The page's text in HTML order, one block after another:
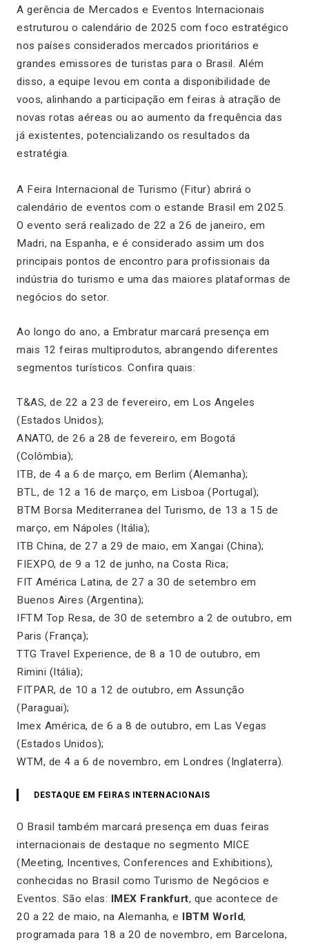
A gerência de Mercados e Eventos Internacionais
estruturou o calendário de 2025 com foco estratégico
nos países considerados mercados prioritários e
grandes emissores de turistas para o Brasil. Além
disso, a equipe levou em conta a disponibilidade de
voos, alinhando a participação em feiras à atração de
novas rotas aéreas ou ao aumento da frequência das
já existentes, potencializando os resultados da
estratégia.
A Feira Internacional de Turismo (Fitur) abrirá o
calendário de eventos com o estande Brasil em 2025.
O evento será realizado de 22 a 26 de janeiro, em
Madri, na Espanha, e é considerado assim um dos
principais pontos de encontro para profissionais da
indústria do turismo e uma das maiores plataformas de
negócios do setor.
Ao longo do ano, a Embratur marcará presença em
mais 12 feiras multiprodutos, abrangendo diferentes
segmentos turísticos. Confira quais:
T&AS, de 22 a 23 de fevereiro, em Los Angeles
(Estados Unidos);
ANATO, de 26 a 28 de fevereiro, em Bogotá
(Colômbia);
ITB, de 4 a 6 de março, em Berlim (Alemanha);
BTL, de 12 a 16 de março, em Lisboa (Portugal);
BTM Borsa Mediterranea del Turismo, de 13 a 15 de
março, em Nápoles (Itália);
ITB China, de 27 a 29 de maio, em Xangai (China);
FIEXPO, de 9 a 12 de junho, na Costa Rica;
FIT América Latina, de 27 a 30 de setembro em
Buenos Aires (Argentina);
IFTM Top Resa, de 30 de setembro a 2 de outubro, em
Paris (França);
TTG Travel Experience, de 8 a 10 de outubro, em
Rimini (Itália);
FITPAR, de 10 a 12 de outubro, em Assunção
(Paraguai);
Imex América, de 6 a 8 de outubro, em Las Vegas
(Estados Unidos);
WTM, de 4 a 6 de novembro, em Londres (Inglaterra).
DESTAQUE EM FEIRAS INTERNACIONAIS
O Brasil também marcará presença em duas feiras
internacionais de destaque no segmento MICE
(Meeting, Incentives, Conferences and Exhibitions),
conhecidas no Brasil como Turismo de Negócios e
Eventos. São elas: IMEX Frankfurt, que acontece de
20 a 22 de maio, na Alemanha, e IBTM World,
programada para 18 a 20 de novembro, em Barcelona,